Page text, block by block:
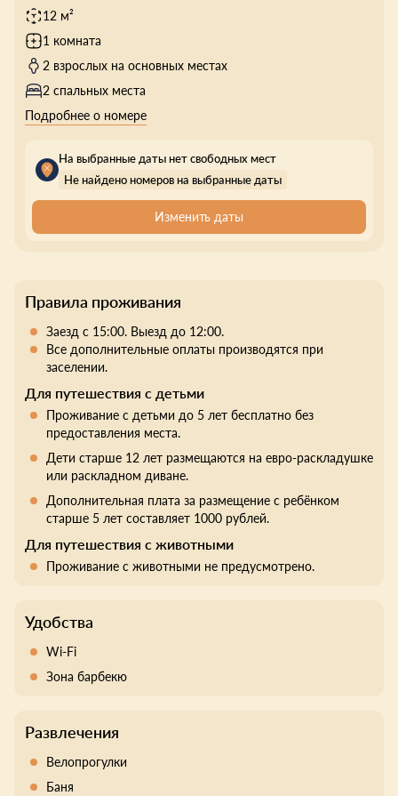
12 м²
1 комната
2 взрослых на основных местах
2 спальных места
Подробнее о номере
На выбранные даты нет свободных мест
Не найдено номеров на выбранные даты
Изменить даты
Правила проживания
Заезд с 15:00. Выезд до 12:00.
Все дополнительные оплаты производятся при
заселении.
Для путешествия с детьми
Проживание с детьми до 5 лет бесплатно без
предоставления места.
Дети старше 12 лет размещаются на евро-раскладушке
или раскладном диване.
Дополнительная плата за размещение с ребёнком
старше 5 лет составляет 1000 рублей.
Для путешествия с животными
Проживание с животными не предусмотрено.
Удобства
Wi-Fi
Зона барбекю
Развлечения
Велопрогулки
Баня